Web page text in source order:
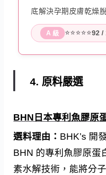
底解決孕期皮膚乾燥
A 級 ⭐⭐⭐⭐⭐92 /
4. 原料嚴選
BHN日本專利魚膠原
選料理由： BHK’s 開
BHN 的專利魚膠原蛋
素水解技術，能將分